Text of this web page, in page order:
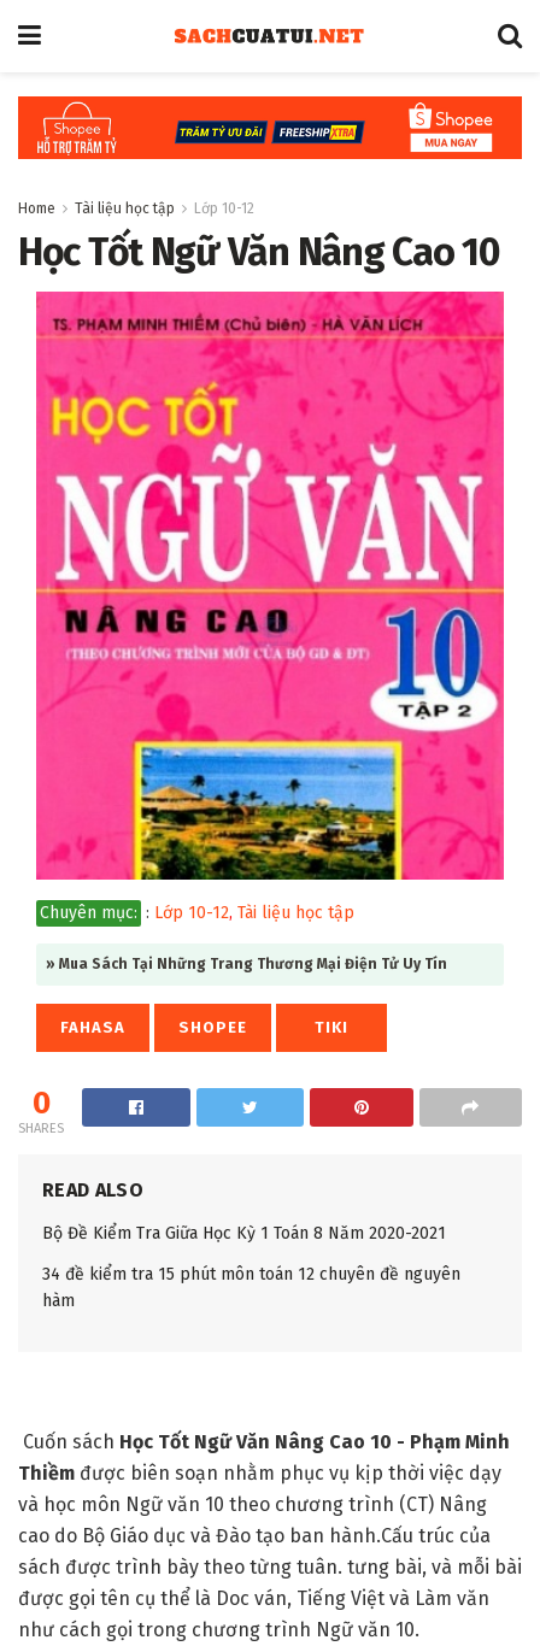
Home Tài liệu học tập Lớp 10-12
Học Tốt Ngữ Văn Nâng Cao 10
Chuyên mục: : Lớp 10-12, Tài liệu học tập
» Mua Sách Tại Những Trang Thương Mại Điện Tử Uy Tín
FAHASA SHOPEE TIKI
0
SHARES
READ ALSO
Bộ Đề Kiểm Tra Giữa Học Kỳ 1 Toán 8 Năm 2020-2021
34 đề kiểm tra 15 phút môn toán 12 chuyên đề nguyên
hàm
Cuốn sách Học Tốt Ngữ Văn Nâng Cao 10 - Phạm Minh
Thiềm được biên soạn nhằm phục vụ kịp thời việc dạy
và học môn Ngữ văn 10 theo chương trình (CT) Nâng
cao do Bộ Giáo dục và Đào tạo ban hành.Cấu trúc của
sách được trình bày theo từng tuân. tưng bài, và mỗi bài
được gọi tên cụ thể là Doc ván, Tiếng Việt và Làm văn
như cách gọi trong chương trình Ngữ văn 10.